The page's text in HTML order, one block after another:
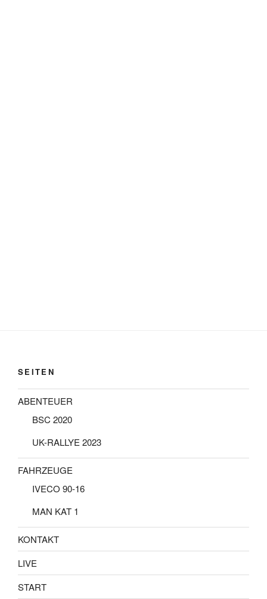
SEITEN
ABENTEUER
BSC 2020
UK-RALLYE 2023
FAHRZEUGE
IVECO 90-16
MAN KAT 1
KONTAKT
LIVE
START